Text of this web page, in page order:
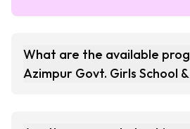
What are the available
Azimpur Govt. Girls School